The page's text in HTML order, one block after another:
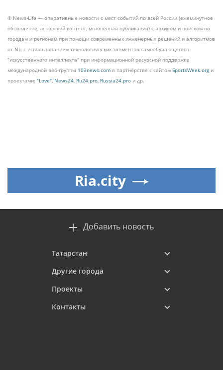
© News-Life — оперативные новости с мест событий по всей России (ежеминутное
обновление, авторский контент, мгновенная публикация) с архивом и поиском по
городам и регионам при помощи современных инженерных решений и алгоритмов
от NL, с использованием технологических элементов самообучающегося
"искусственного интеллекта" при информационной ресурсной поддержке
международной веб-группы 103news.com в партнёрстве с сайтом SportsWeek.orgи
проектами: "Love", News24, Ru24.pro, Russia24.pro и др.
Ria.city
Добавить новость
Татарстан
Другие города
Проекты
Контакты